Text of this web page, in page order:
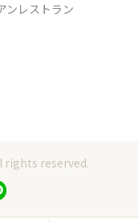
ンレストラン
rights reserved.